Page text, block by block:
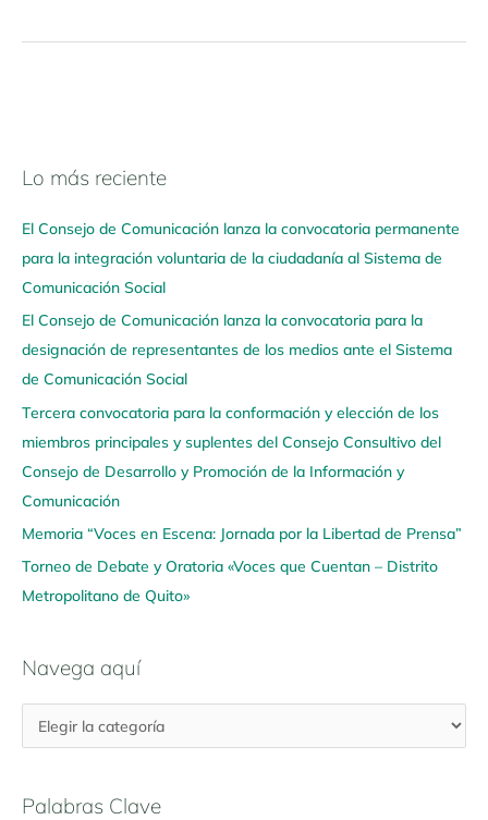
Lo más reciente
El Consejo de Comunicación lanza la convocatoria permanente
para la integración voluntaria de la ciudadanía al Sistema de
Comunicación Social
El Consejo de Comunicación lanza la convocatoria para la
designación de representantes de los medios ante el Sistema
de Comunicación Social
Tercera convocatoria para la conformación y elección de los
miembros principales y suplentes del Consejo Consultivo del
Consejo de Desarrollo y Promoción de la Información y
Comunicación
Memoria “Voces en Escena: Jornada por la Libertad de Prensa”
Torneo de Debate y Oratoria «Voces que Cuentan – Distrito
Metropolitano de Quito»
Navega aquí
N
v
e
g
a
a
q
u
í
Palabras Clave